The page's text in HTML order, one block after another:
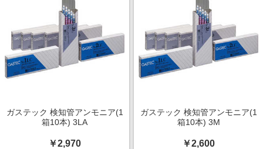
ガステック 検知管アンモニア(1
箱10本) 3LA
￥2,970
ガステック 検知管アンモニア(1
箱10本) 3M
￥2,600